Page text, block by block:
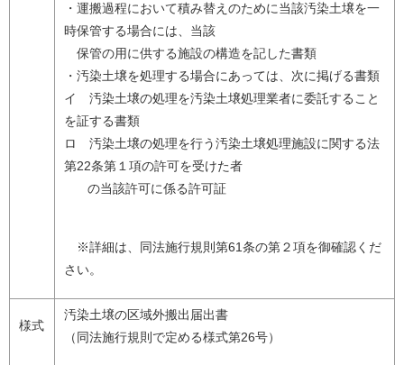
・運搬過程において積み替えのために当該汚染土壌を一
時保管する場合には、当該
保管の用に供する施設の構造を記した書類
・汚染土壌を処理する場合にあっては、次に掲げる書類
イ 汚染土壌の処理を汚染土壌処理業者に委託すること
を証する書類
ロ 汚染土壌の処理を行う汚染土壌処理施設に関する法
第22条第１項の許可を受けた者
の当該許可に係る許可証
※詳細は、同法施行規則第61条の第２項を御確認くだ
さい。
様式
汚染土壌の区域外搬出届出書
（同法施行規則で定める様式第26号）